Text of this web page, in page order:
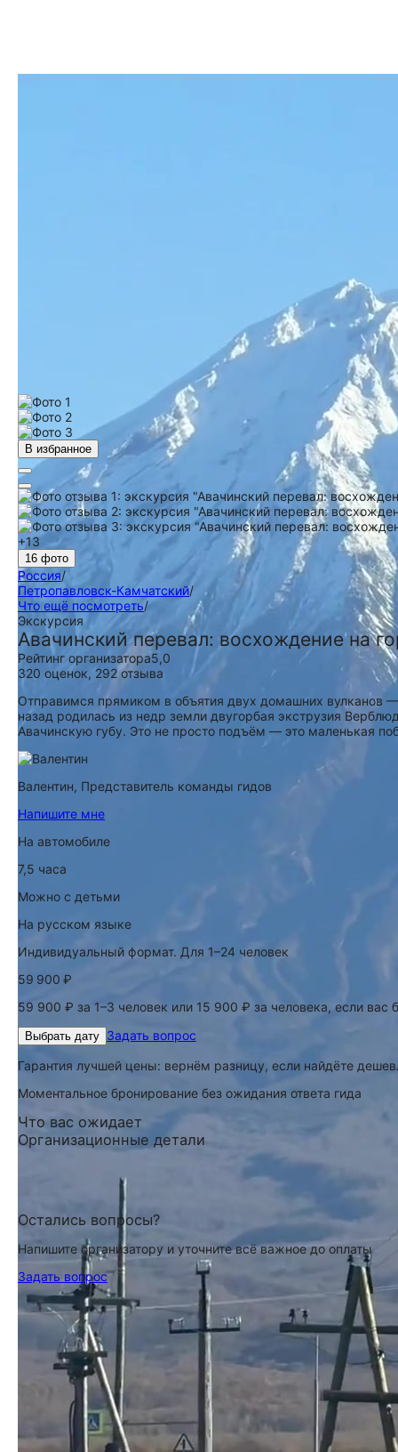
В избранное
+13
16 фото
Россия/
Петропавловск-Камчатский/
Что ещё посмотреть/
Экскурсия
Авачинский перевал: восхождение на
Рейтинг организатора5,0
320 оценок, 292 отзыва
Отправимся прямиком в объятия двух домашних вулканов
назад родилась из недр земли двугорбая экструзия
Авачинскую губу. Это не просто подъём — это маленькая
Валентин, Представитель команды гидов
Напишите мне
На автомобиле
7,5 часа
Можно с детьми
На русском языке
Индивидуальный формат. Для 1–24 человек
59 900 ₽
59 900 ₽ за 1–3 человек или 15 900 ₽ за человека, если вас
Выбрать дату Задать вопрос
Гарантия лучшей цены: вернём разницу, если найдёте
Моментальное бронирование без ожидания ответа гида
Что вас ожидает
Организационные детали
Остались вопросы?
Напишите организатору и уточните всё важное до оплаты
Задать вопрос